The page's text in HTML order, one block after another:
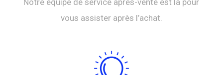
Notre équipe de service après-vente est là pour
vous assister après l’achat.